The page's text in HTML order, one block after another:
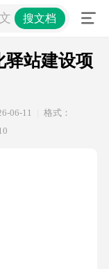
化驿站建设项目
搜文档
驿站建设项
06-11
格式：